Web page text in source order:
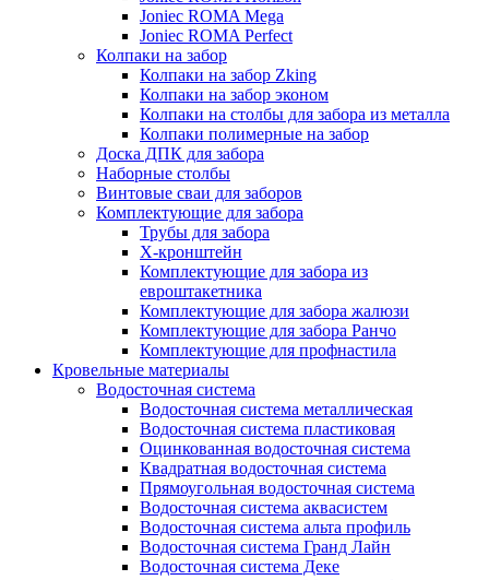
Joniec ROMA Mega
Joniec ROMA Perfect
Колпаки на забор
Колпаки на забор Zking
Колпаки на забор эконом
Колпаки на столбы для забора из металла
Колпаки полимерные на забор
Доска ДПК для забора
Наборные столбы
Винтовые сваи для заборов
Комплектующие для забора
Трубы для забора
Х-кронштейн
Комплектующие для забора из
евроштакетника
Комплектующие для забора жалюзи
Комплектующие для забора Ранчо
Комплектующие для профнастила
Кровельные материалы
Водосточная система
Водосточная система металлическая
Водосточная система пластиковая
Оцинкованная водосточная система
Квадратная водосточная система
Прямоугольная водосточная система
Водосточная система аквасистем
Водосточная система альта профиль
Водосточная система Гранд Лайн
Водосточная система Деке